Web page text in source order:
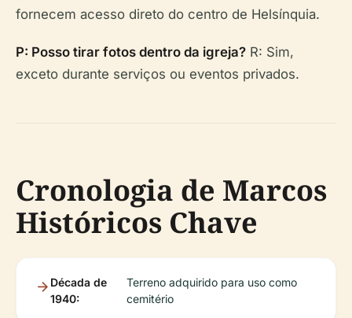
fornecem acesso direto do centro de Helsínquia.
P: Posso tirar fotos dentro da igreja? R: Sim,
exceto durante serviços ou eventos privados.
Cronologia de Marcos
Históricos Chave
Década de
1940:
Terreno adquirido para uso como
cemitério